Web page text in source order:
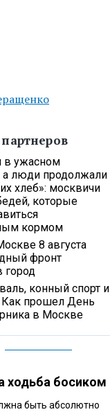
в ужасном
а люди продолжали
хлеб»: москвичи
которые
кормом
8 августа
фронт
город
конный спорт и
Как прошел День
в Москве
ходьба босиком
быть абсолютно